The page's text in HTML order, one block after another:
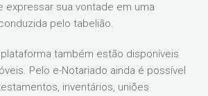
expressar sua vontade em uma
pelo tabelião.
também estão disponíveis
Pelo e-Notariado ainda é possível
inventários, uniões